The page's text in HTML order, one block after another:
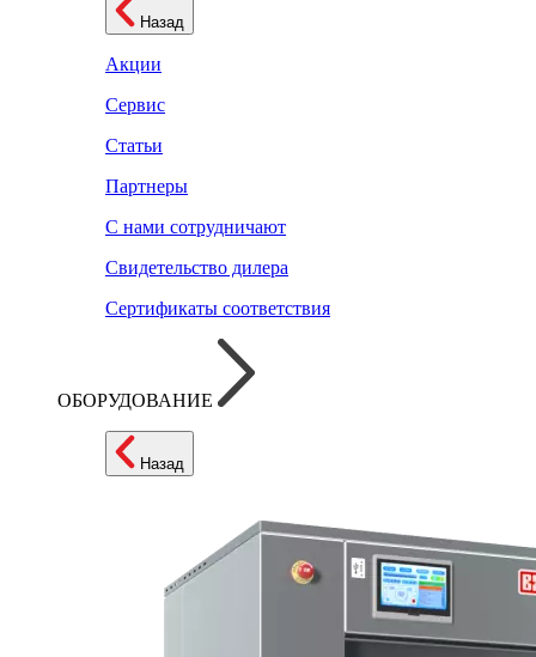
Назад
Акции
Сервис
Статьи
Партнеры
С нами сотрудничают
Свидетельство дилера
Сертификаты соответствия
ОБОРУДОВАНИЕ
Назад